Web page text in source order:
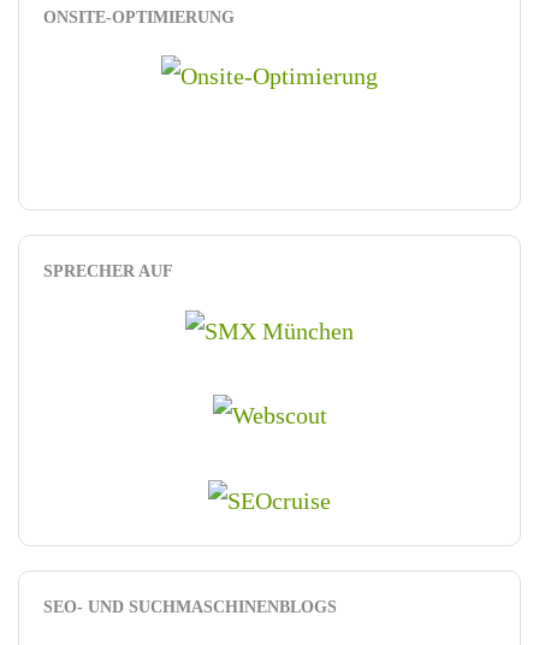
ONSITE-OPTIMIERUNG
SPRECHER AUF
SEO- UND SUCHMASCHINENBLOGS